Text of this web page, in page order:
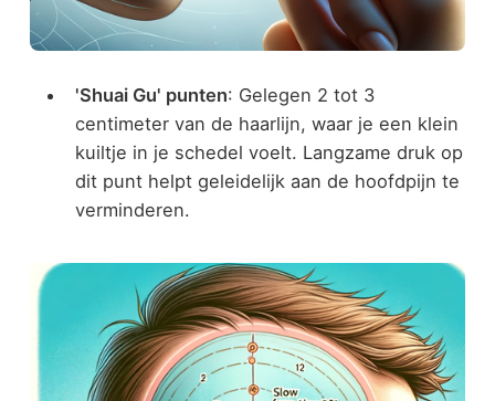
'Shuai Gu' punten: Gelegen 2 tot 3
centimeter van de haarlijn, waar je een klein
kuiltje in je schedel voelt. Langzame druk op
dit punt helpt geleidelijk aan de hoofdpijn te
verminderen.